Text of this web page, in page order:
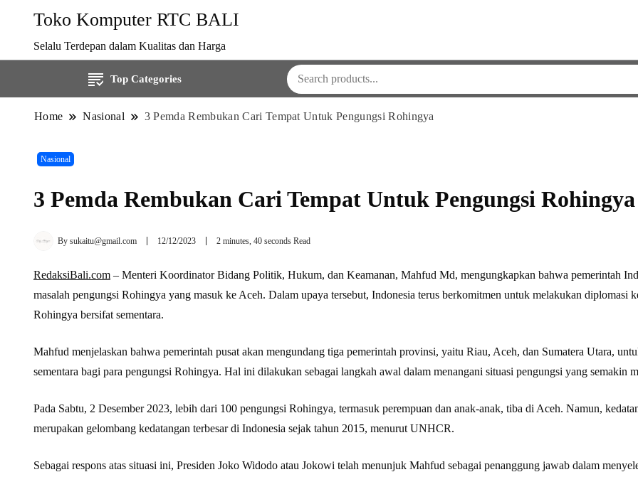
Toko Komputer RTC BALI
Selalu Terdepan dalam Kualitas dan Harga
Top Categories
Home Nasional 3 Pemda Rembukan Cari Tempat Untuk Pengungsi Rohingya
Nasional
3 Pemda Rembukan Cari Tempat Untuk Pengungsi Rohingya
By sukaitu@gmail.com 12/12/2023 2 minutes, 40 seconds Read
RedaksiBali.com – Menteri Koordinator Bidang Politik, Hukum, dan Keamanan, Mahfud Md, mengungkapkan bahwa pemerintah
masalah pengungsi Rohingya yang masuk ke Aceh. Dalam upaya tersebut, Indonesia terus berkomitmen untuk melakukan diplomasi
Rohingya bersifat sementara.
Mahfud menjelaskan bahwa pemerintah pusat akan mengundang tiga pemerintah provinsi, yaitu Riau, Aceh, dan Sumatera Utara,
sementara bagi para pengungsi Rohingya. Hal ini dilakukan sebagai langkah awal dalam menangani situasi pengungsi yang semakin
Pada Sabtu, 2 Desember 2023, lebih dari 100 pengungsi Rohingya, termasuk perempuan dan anak-anak, tiba di Aceh. Namun,
merupakan gelombang kedatangan terbesar di Indonesia sejak tahun 2015, menurut UNHCR.
Sebagai respons atas situasi ini, Presiden Joko Widodo atau Jokowi telah menunjuk Mahfud sebagai penanggung jawab dalam